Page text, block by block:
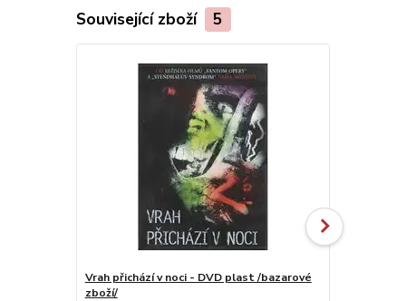
Související zboží 5
Vrah přichází v noci - DVD plast /bazarové
zboží/